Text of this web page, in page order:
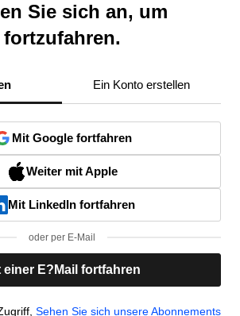
Sie sich an, um
fortzufahren.
Ein Konto erstellen
Mit Google fortfahren
Weiter mit Apple
Mit LinkedIn fortfahren
oder per E-Mail
einer E?Mail fortfahren
Sehen Sie sich unsere Abonnements